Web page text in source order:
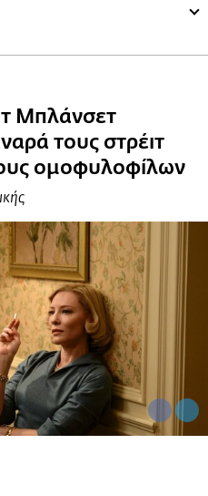
Μπλάνσετ
τους στρέιτ
ομοφυλοφίλων